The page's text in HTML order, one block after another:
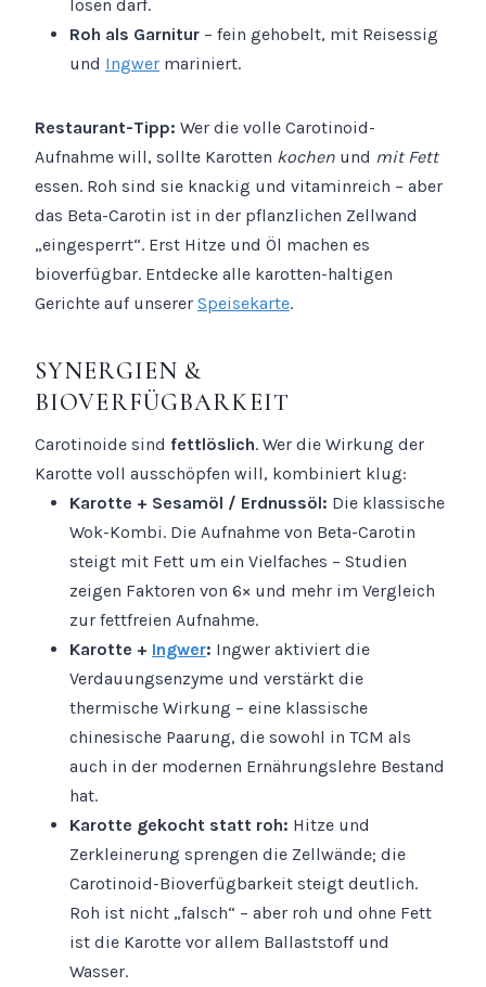
lösen darf.
Roh als Garnitur – fein gehobelt, mit Reisessig
und Ingwer mariniert.
Restaurant-Tipp: Wer die volle Carotinoid-
Aufnahme will, sollte Karotten kochen und mit Fett
essen. Roh sind sie knackig und vitaminreich – aber
das Beta-Carotin ist in der pflanzlichen Zellwand
„eingesperrt“. Erst Hitze und Öl machen es
bioverfügbar. Entdecke alle karotten-haltigen
Gerichte auf unserer Speisekarte.
SYNERGIEN &
BIOVERFÜGBARKEIT
Carotinoide sind fettlöslich. Wer die Wirkung der
Karotte voll ausschöpfen will, kombiniert klug:
Karotte + Sesamöl / Erdnussöl: Die klassische
Wok-Kombi. Die Aufnahme von Beta-Carotin
steigt mit Fett um ein Vielfaches – Studien
zeigen Faktoren von 6× und mehr im Vergleich
zur fettfreien Aufnahme.
Karotte + Ingwer: Ingwer aktiviert die
Verdauungsenzyme und verstärkt die
thermische Wirkung – eine klassische
chinesische Paarung, die sowohl in TCM als
auch in der modernen Ernährungslehre Bestand
hat.
Karotte gekocht statt roh: Hitze und
Zerkleinerung sprengen die Zellwände; die
Carotinoid-Bioverfügbarkeit steigt deutlich.
Roh ist nicht „falsch“ – aber roh und ohne Fett
ist die Karotte vor allem Ballaststoff und
Wasser.